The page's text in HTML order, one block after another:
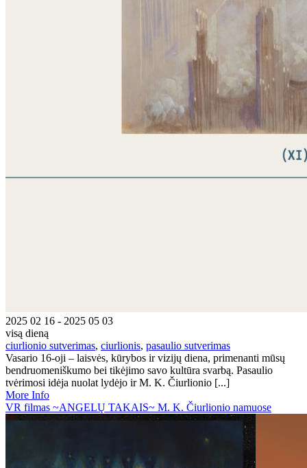
2025 02 16 - 2025 05 03
visą dieną
ciurlionio sutverimas, ciurlionis, pasaulio sutverimas
Vasario 16-oji – laisvės, kūrybos ir vizijų diena, primenanti mūsų
bendruomeniškumo bei tikėjimo savo kultūra svarbą. Pasaulio
tvėrimosi idėja nuolat lydėjo ir M. K. Čiurlionio [...]
More Info
VR filmas ~ANGELŲ TAKAIS~ M. K. Čiurlionio namuose